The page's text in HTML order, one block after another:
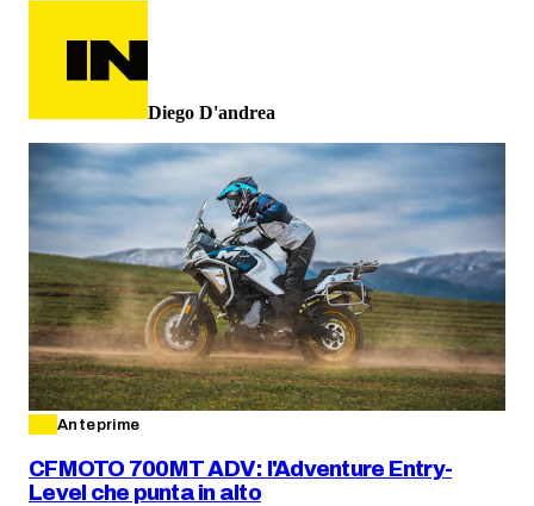
Diego D'andrea
Anteprime
CFMOTO 700MT ADV: l'Adventure Entry-
Level che punta in alto